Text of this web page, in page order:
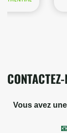
Vous avez